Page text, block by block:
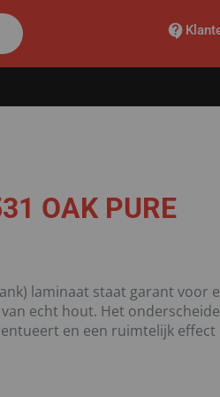
OAK PURE
laminaat staat garant voor
echt hout. Het
en een ruimtelijk